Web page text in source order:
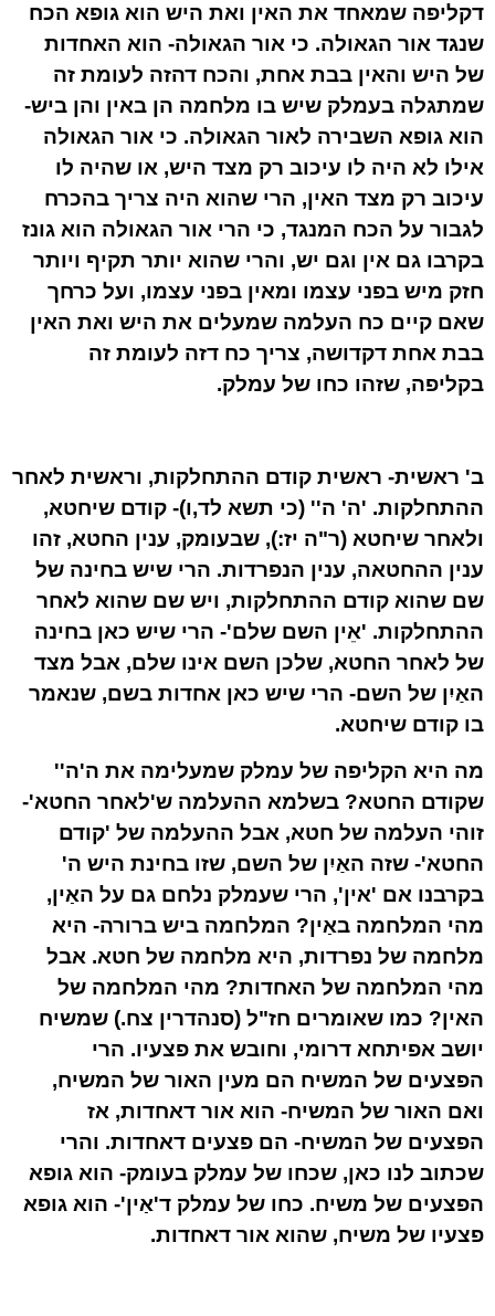
דקליפה שמאחד את האין ואת היש הוא גופא הכח
שנגד אור הגאולה. כי אור הגאולה- הוא האחדות
של היש והאין בבת אחת, והכח דהזה לעומת זה
שמתגלה בעמלק שיש בו מלחמה הן באין והן ביש-
הוא גופא השבירה לאור הגאולה. כי אור הגאולה
אילו לא היה לו עיכוב רק מצד היש, או שהיה לו
עיכוב רק מצד האין, הרי שהוא היה צריך בהכרח
לגבור על הכח המנגד, כי הרי אור הגאולה הוא גונז
בקרבו גם אין וגם יש, והרי שהוא יותר תקיף ויותר
חזק מיש בפני עצמו ומאין בפני עצמו, ועל כרחך
שאם קיים כח העלמה שמעלים את היש ואת האין
בבת אחת דקדושה, צריך כח דזה לעומת זה
בקליפה, שזהו כחו של עמלק.
ב' ראשית- ראשית קודם ההתחלקות, וראשית לאחר
ההתחלקות. 'ה' ה'' (כי תשא לד,ו)- קודם שיחטא,
ולאחר שיחטא (ר"ה יז:), שבעומק, ענין החטא, זהו
ענין ההחטאה, ענין הנפרדות. הרי שיש בחינה של
שם שהוא קודם ההתחלקות, ויש שם שהוא לאחר
ההתחלקות. 'אֵין השם שלם'- הרי שיש כאן בחינה
של לאחר החטא, שלכן השם אינו שלם, אבל מצד
האַיִן של השם- הרי שיש כאן אחדות בשם, שנאמר
בו קודם שיחטא.
מה היא הקליפה של עמלק שמעלימה את ה'ה''
שקודם החטא? בשלמא ההעלמה ש'לאחר החטא'-
זוהי העלמה של חטא, אבל ההעלמה של 'קודם
החטא'- שזה האַיִן של השם, שזו בחינת היש ה'
בקרבנו אם 'אין', הרי שעמלק נלחם גם על האַין,
מהי המלחמה באַין? המלחמה ביש ברורה- היא
מלחמה של נפרדות, היא מלחמה של חטא. אבל
מהי המלחמה של האחדות? מהי המלחמה של
האין? כמו שאומרים חז"ל (סנהדרין צח.) שמשיח
יושב אפיתחא דרומי, וחובש את פצעיו. הרי
הפצעים של המשיח הם מעין האור של המשיח,
ואם האור של המשיח- הוא אור דאחדות, אז
הפצעים של המשיח- הם פצעים דאחדות. והרי
שכתוב לנו כאן, שכחו של עמלק בעומק- הוא גופא
הפצעים של משיח. כחו של עמלק ד'אַין'- הוא גופא
פצעיו של משיח, שהוא אור דאחדות.